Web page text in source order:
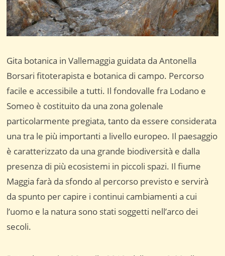
Gita botanica in Vallemaggia guidata da Antonella
Borsari fitoterapista e botanica di campo. Percorso
facile e accessibile a tutti. Il fondovalle fra Lodano e
Someo è costituito da una zona golenale
particolarmente pregiata, tanto da essere considerata
una tra le più importanti a livello europeo. Il paesaggio
è caratterizzato da una grande biodiversità e dalla
presenza di più ecosistemi in piccoli spazi. Il fiume
Maggia farà da sfondo al percorso previsto e servirà
da spunto per capire i continui cambiamenti a cui
l’uomo e la natura sono stati soggetti nell’arco dei
secoli.